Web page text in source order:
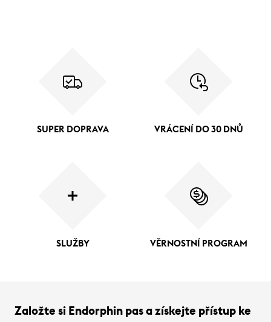
SUPER DOPRAVA VRÁCENÍ DO 30 DNŮ
SLUŽBY VĚRNOSTNÍ PROGRAM
Založte si Endorphin pas a získejte přístup ke